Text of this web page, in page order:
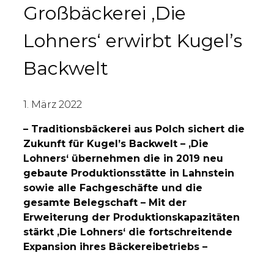
Großbäckerei ‚Die
Lohners‘ erwirbt Kugel’s
Backwelt
1. März 2022
– Traditionsbäckerei aus Polch sichert die
Zukunft für Kugel’s Backwelt – ‚Die
Lohners‘ übernehmen die in 2019 neu
gebaute Produktionsstätte in Lahnstein
sowie alle Fachgeschäfte und die
gesamte Belegschaft – Mit der
Erweiterung der Produktionskapazitäten
stärkt ‚Die Lohners‘ die fortschreitende
Expansion ihres Bäckereibetriebs –